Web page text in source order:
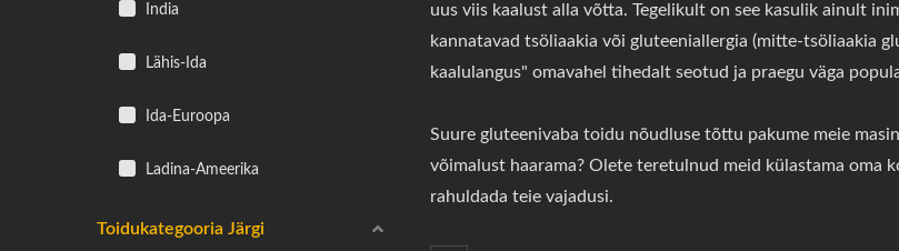
India
Lähis-Ida
Ida-Euroopa
Ladina-Ameerika
Toidukategooria Järgi
uus viis kaalust alla võtta. Tegelikult on see kasulik ainult
kannatavad tsöliaakia või gluteeniallergia (mitte-tsöliaakia
kaalulangus" omavahel tihedalt seotud ja praegu väga
Suure gluteenivaba toidu nõudluse tõttu pakume meie
võimalust haarama? Olete teretulnud meid külastama oma
rahuldada teie vajadusi.